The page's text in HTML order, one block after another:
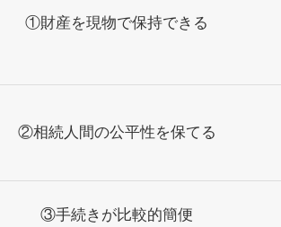
①財産を現物で保持できる
②相続人間の公平性を保てる
③手続きが比較的簡便